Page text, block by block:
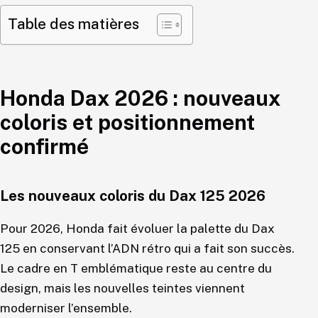
Table des matières
Honda Dax 2026 : nouveaux
coloris et positionnement
confirmé
Les nouveaux coloris du Dax 125 2026
Pour 2026, Honda fait évoluer la palette du Dax
125 en conservant l’ADN rétro qui a fait son succès.
Le cadre en T emblématique reste au centre du
design, mais les nouvelles teintes viennent
moderniser l’ensemble.